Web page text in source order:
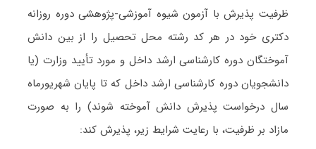
ظرفیت پذیرش با آزمون شیوه آموزشی-پژوهشی دوره روزانه
دکتری خود در هر کد رشته محل تحصیل را از بین دانش
آموختگان دوره کارشناسی ارشد داخل و مورد تأیید وزارت (یا
دانشجویان دوره کارشناسی ارشد داخل که تا پایان شهریورماه
سال درخواست پذیرش دانش آموخته شوند) را به صورت
مازاد بر ظرفیت، با رعایت شرایط زیر، پذیرش کند: